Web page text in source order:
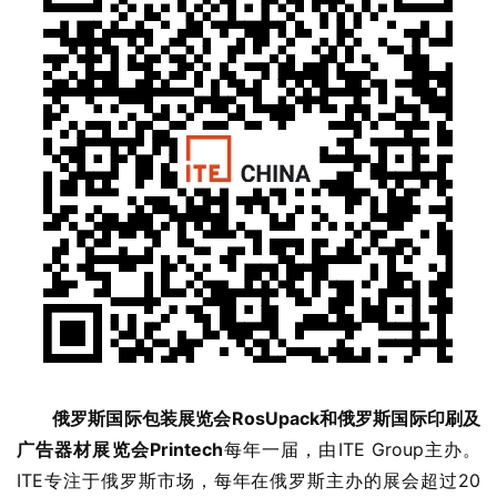
俄罗斯国际包装展览会RosUpack和俄罗斯国际印刷及
广告器材展览会Printech每年一届，由ITE Group主办。
ITE专注于俄罗斯市场，每年在俄罗斯主办的展会超过20